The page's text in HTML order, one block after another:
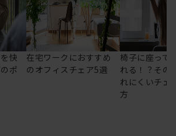
快
ポ
在宅ワークにおすすめ
のオフィスチェア5選
椅子に座って
れる！？その
れにくいチェ
方